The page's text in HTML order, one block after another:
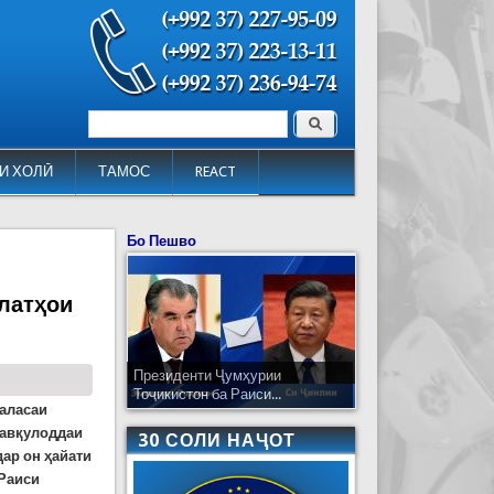
ХОЛӢ ТАМОС REACT
Форма поиска Поиск
он ҳайати
Бо Пешво
Президенти Ҷумҳурии
Тоҷикистон ба Раиси...
30 СОЛИ НАҶОТ